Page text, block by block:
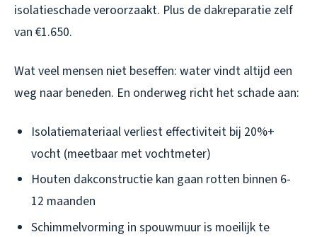
isolatieschade veroorzaakt. Plus de dakreparatie zelf
van €1.650.
Wat veel mensen niet beseffen: water vindt altijd een
weg naar beneden. En onderweg richt het schade aan:
Isolatiemateriaal verliest effectiviteit bij 20%+
vocht (meetbaar met vochtmeter)
Houten dakconstructie kan gaan rotten binnen 6-
12 maanden
Schimmelvorming in spouwmuur is moeilijk te